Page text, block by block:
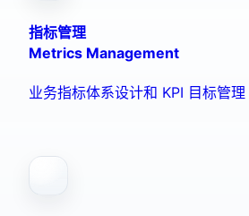
指标管理
Metrics Management
业务指标体系设计和 KPI 目标管理